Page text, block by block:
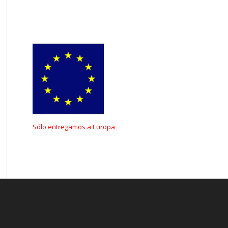
Sólo entregamos a Europa